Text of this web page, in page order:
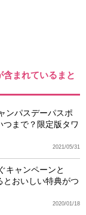
含まれているまと
ンパスデーパスポ
まで？限定版タワ
2021/05/31
キャンペーンと
とおいしい特典がつ
2020/01/18